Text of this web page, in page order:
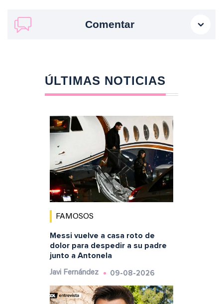
Comentar
ÚLTIMAS NOTICIAS
FAMOSOS
Messi vuelve a casa roto de
dolor para despedir a su padre
junto a Antonela
Javi Fernández 09-08-2026